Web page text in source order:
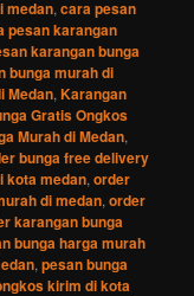
medan,cara pesan
pesan karangan
karangan bunga
bunga murah di
Medan,Karangan
Gratis Ongkos
Murah di Medan,
bunga free delivery
kota medan,order
di medan,order
karangan bunga
bunga harga murah
,pesan bunga
kirim di kota